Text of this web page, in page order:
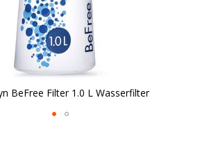
BeFree Filter 1.0 L Wasserfilter